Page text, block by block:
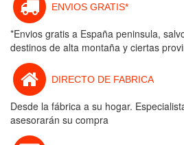
ENVIOS GRATIS*
*Envios gratis a España peninsula,
destinos de alta montaña y ciertas
DIRECTO DE FABRICA
Desde la fábrica a su hogar.
asesorarán su compra